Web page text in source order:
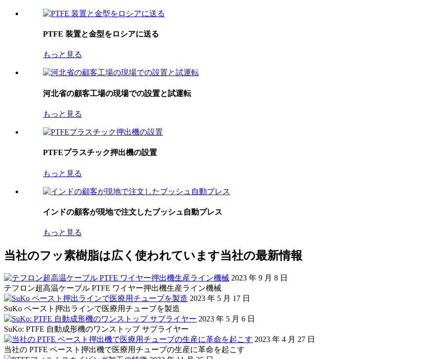
PTFE 装置と金型をロシアに送る
もっと見る
河北省の顧客工場の現場での設置と試運転
もっと見る
PTFEプラスチック押出機の設置
もっと見る
インドの顧客が現地で注文したブッシュ自動プレス
もっと見る
当社のフッ素樹脂は広く使われています当社の最新情報
2023 年 9 月 8 日
テフロン超高温ケーブル PTFE ワイヤー押出機生産ライン機械
2023 年 5 月 17 日
SuKo ペースト押出ラインで医療用チューブを製造
2023 年 5 月 6 日
SuKo: PTFE 自動成形機のワンストップ サプライヤー
2023 年 4 月 27 日
当社の PTFE ペースト押出機で医療用チューブの生産に革命を起こす